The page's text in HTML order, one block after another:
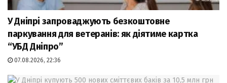
У Дніпрі запроваджують безкоштовне
паркування для ветеранів: як діятиме картка
“УБД Дніпро”
07.08.2026, 22:36